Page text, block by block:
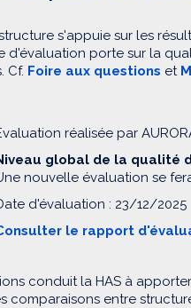
s'appuie sur les
d'évaluation porte sur la
Cf. Foire aux questions et
réalisée par
global de la qualité
nouvelle évaluation se
d'évaluation : 23/12/2025
le rapport
conduit la HAS à
comparaisons entre